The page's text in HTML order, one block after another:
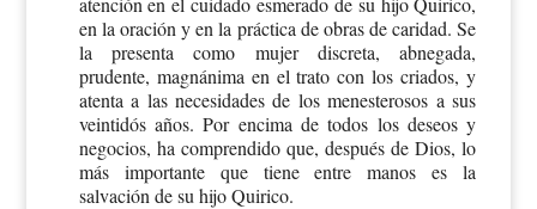
en la oración y en la práctica de obras de caridad. Se
la presenta como mujer discreta, abnegada,
prudente, magnánima en el trato con los criados, y
atenta a las necesidades de los menesterosos a sus
veintidós años. Por encima de todos los deseos y
negocios, ha comprendido que, después de Dios, lo
más importante que tiene entre manos es la
salvación de su hijo Quirico.